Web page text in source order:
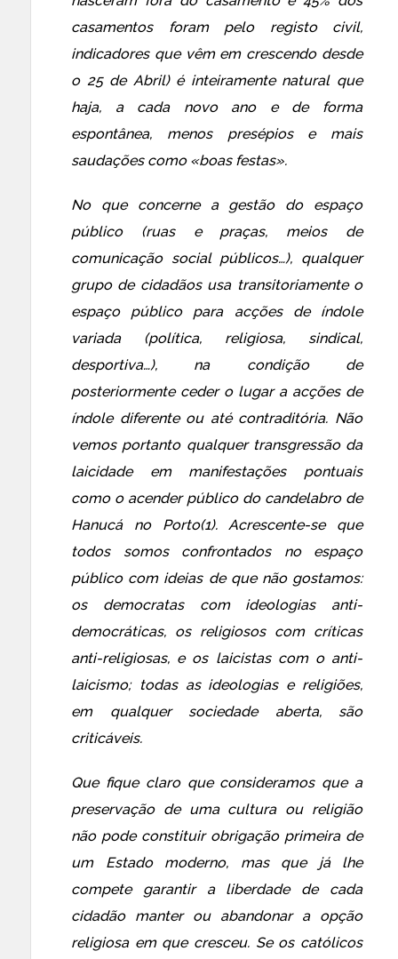
casamentos foram pelo registo civil,
indicadores que vêm em crescendo desde
o 25 de Abril) é inteiramente natural que
haja, a cada novo ano e de forma
espontânea, menos presépios e mais
saudações como «boas festas».
No que concerne a gestão do espaço
público (ruas e praças, meios de
comunicação social públicos…), qualquer
grupo de cidadãos usa transitoriamente o
espaço público para acções de índole
variada (política, religiosa, sindical,
desportiva…), na condição de
posteriormente ceder o lugar a acções de
índole diferente ou até contraditória. Não
vemos portanto qualquer transgressão da
laicidade em manifestações pontuais
como o acender público do candelabro de
Hanucá no Porto(1). Acrescente-se que
todos somos confrontados no espaço
público com ideias de que não gostamos:
os democratas com ideologias anti-
democráticas, os religiosos com críticas
anti-religiosas, e os laicistas com o anti-
laicismo; todas as ideologias e religiões,
em qualquer sociedade aberta, são
criticáveis.
Que fique claro que consideramos que a
preservação de uma cultura ou religião
não pode constituir obrigação primeira de
um Estado moderno, mas que já lhe
compete garantir a liberdade de cada
cidadão manter ou abandonar a opção
religiosa em que cresceu. Se os católicos